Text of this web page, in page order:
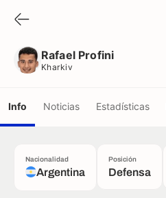
Rafael Profini
Kharkiv
Info Noticias Estadísticas
Nacionalidad
Argentina
Posición
Defensa